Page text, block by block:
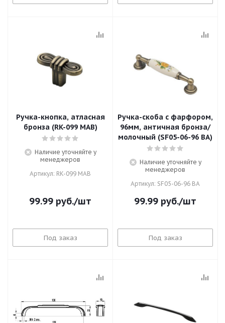
Ручка-кнопка, атласная
бронза (RK-099 MAB)
Наличие уточняйте у
менеджеров
Артикул: RK-099 MAB
99.99 руб./шт
Под заказ
Ручка-скоба с фарфором,
96мм, античная бронза/
молочный (SF05-06-96 BA)
Наличие уточняйте у
менеджеров
Артикул: SF05-06-96 BA
99.99 руб./шт
Под заказ